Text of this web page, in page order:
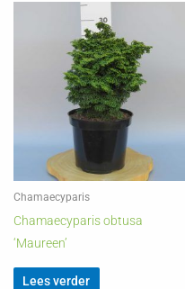
Chamaecyparis
Chamaecyparis obtusa
‘Maureen’
Lees verder